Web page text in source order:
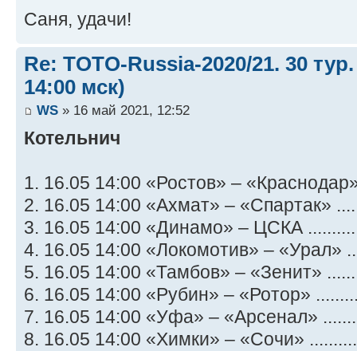
Саня, удачи!
Re: TOTO-Russia-2020/21. 30
14:00 мск)
WS » 16 май 2021, 12:52
Котельнич
1. 16.05 14:00 «Ростов» –
2. 16.05 14:00 «Ахмат» – «Спартак»
3. 16.05 14:00 «Динамо» – ЦСКА
4. 16.05 14:00 «Локомотив» – «Урал»
5. 16.05 14:00 «Тамбов» – «Зенит»
6. 16.05 14:00 «Рубин» – «Ротор»
7. 16.05 14:00 «Уфа» – «Арсенал»
8. 16.05 14:00 «Химки» – «Сочи»